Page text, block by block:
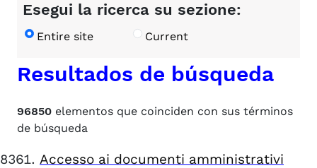
Esegui la ricerca su sezione:
Entire site Current
Resultados de búsqueda
96850 elementos que coinciden con sus términos
de búsqueda
Accesso ai documenti amministrativi